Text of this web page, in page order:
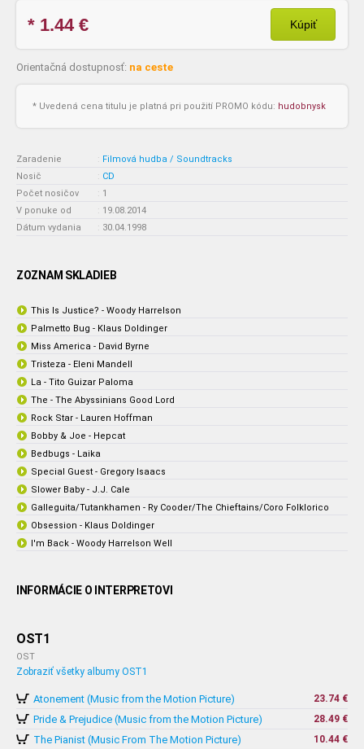
* 1.44€ Kúpiť
Orientačná dostupnosť: na ceste
* Uvedená cena titulu je platná pri použití PROMO kódu: hudobnysk
Zaradenie : Filmová hudba / Soundtracks
Nosič
: CD
Počet nosičov
: 1
V ponuke od
: 19.08.2014
Dátum vydania
: 30.04.1998
ZOZNAM SKLADIEB
This Is Justice? - Woody Harrelson
Palmetto Bug - Klaus Doldinger
Miss America - David Byrne
Tristeza - Eleni Mandell
La - Tito Guizar Paloma
The - The Abyssinians Good Lord
Rock Star - Lauren Hoffman
Bobby & Joe - Hepcat
Bedbugs - Laika
Special Guest - Gregory Isaacs
Slower Baby - J.J. Cale
Galleguita/Tutankhamen - Ry Cooder/The Chieftains/Coro Folklorico
Obsession - Klaus Doldinger
I'm Back - Woody Harrelson Well
INFORMÁCIE O INTERPRETOVI
OST1
OST
Zobraziť všetky albumy OST1
Atonement (Music from the Motion Picture) 23.74 €
Pride & Prejudice (Music from the Motion Picture) 28.49 €
The Pianist (Music From The Motion Picture)
10.44 €